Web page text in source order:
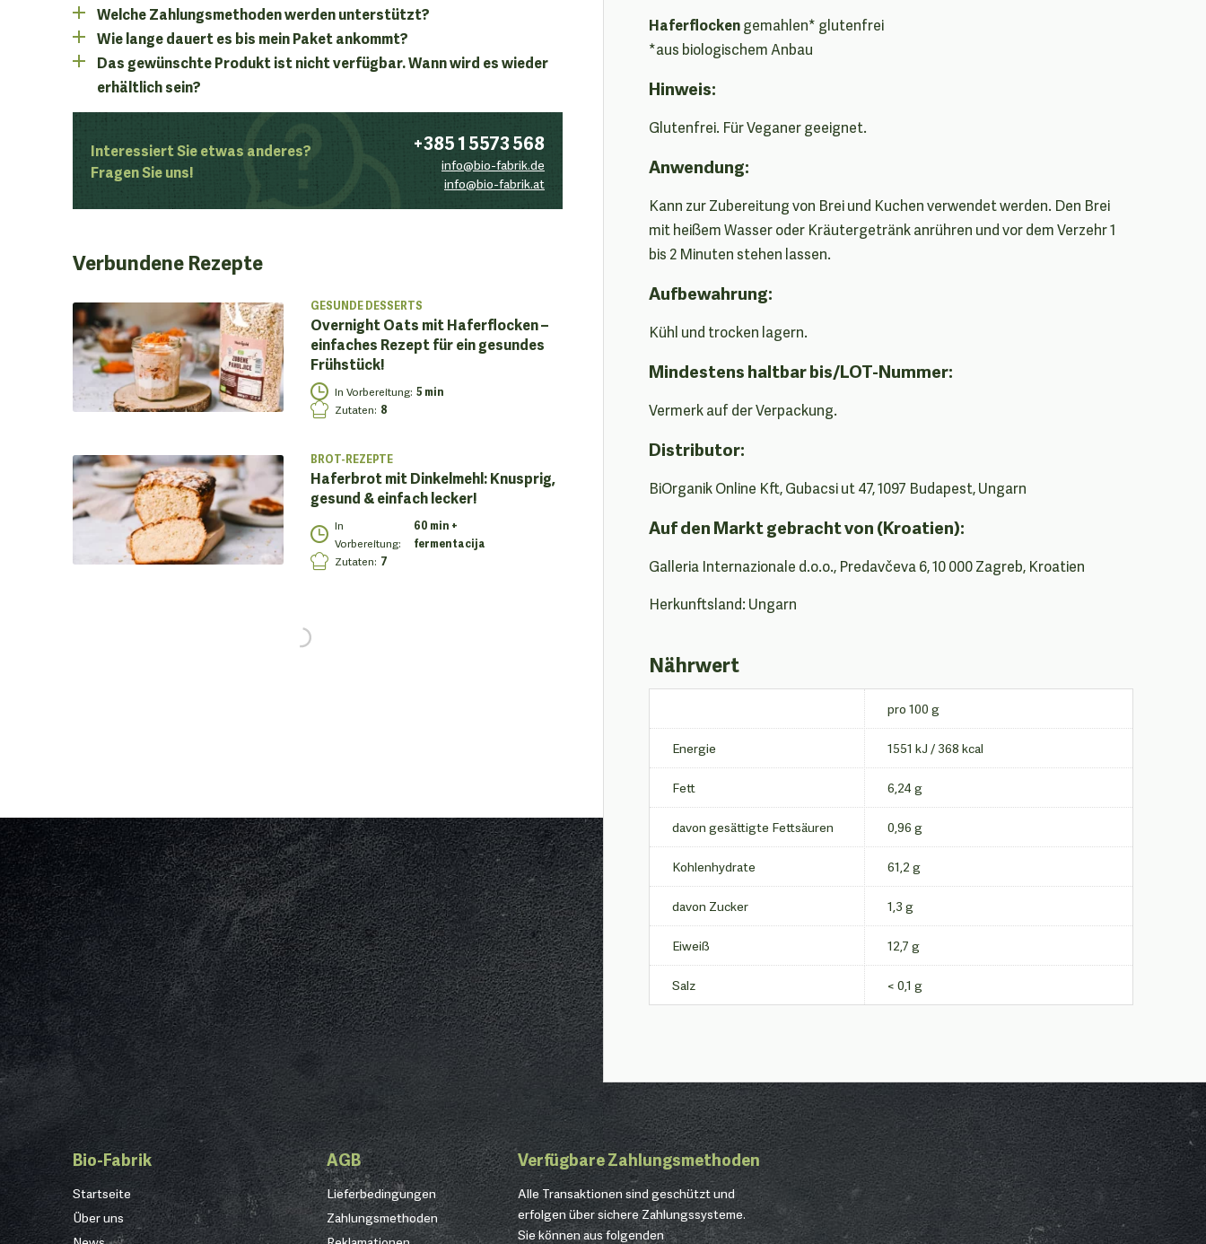
Welche Zahlungsmethoden werden unterstützt?
Wie lange dauert es bis mein Paket ankommt?
Das gewünschte Produkt ist nicht verfügbar. Wann wird es wieder
erhältlich sein?
Interessiert Sie etwas anderes?
Fragen Sie uns!
+385 1 5573 568
info@bio-fabrik.de
info@bio-fabrik.at
VerbundeneRezepte
GESUNDE DESSERTS
Overnight Oats mit Haferflocken –
einfaches Rezept für ein gesundes
Frühstück!
In Vorbereitung: 5 min
Zutaten: 8
BROT-REZEPTE
Haferbrot mit Dinkelmehl: Knusprig,
gesund & einfach lecker!
In
Vorbereitung:
60 min +
fermentacija
Zutaten: 7
Haferflockengemahlen* glutenfrei
*aus biologischem Anbau
Hinweis:
Glutenfrei. Für Veganer geeignet.
Anwendung:
Kann zur Zubereitung von Brei und Kuchen verwendet werden. Den Brei
mit heißem Wasser oder Kräutergetränk anrühren und vor dem Verzehr 1
bis 2 Minuten stehen lassen.
Aufbewahrung:
Kühl und trocken lagern.
Mindestens haltbar bis/LOT-Nummer:
Vermerk auf der Verpackung.
Distributor:
BiOrganik Online Kft, Gubacsi ut 47, 1097 Budapest, Ungarn
Auf den Markt gebracht von (Kroatien):
Galleria Internazionale d.o.o., Predavčeva 6, 10 000 Zagreb, Kroatien
Herkunftsland: Ungarn
Nährwert
pro 100 g
Energie 1551 kJ / 368 kcal
Fett 6,24 g
davon gesättigte Fettsäuren 0,96 g
Kohlenhydrate 61,2 g
davon Zucker 1,3 g
Eiweiß 12,7 g
Salz < 0,1 g
Bio-Fabrik
Startseite
Über uns
AGB
Lieferbedingungen
Zahlungsmethoden
Verfügbare Zahlungsmethoden
Alle Transaktionen sind geschützt und
erfolgen über sichere Zahlungssysteme.
Sie können aus folgenden